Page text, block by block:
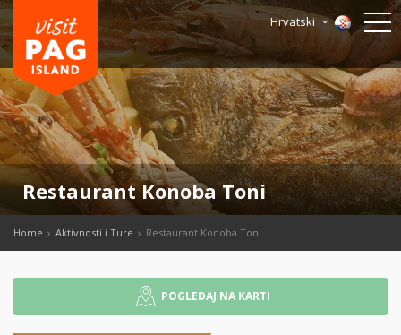
Hrvatski
Restaurant Konoba Toni
Home Aktivnosti i Ture Restaurant Konoba Toni
POGLEDAJ NA KARTI